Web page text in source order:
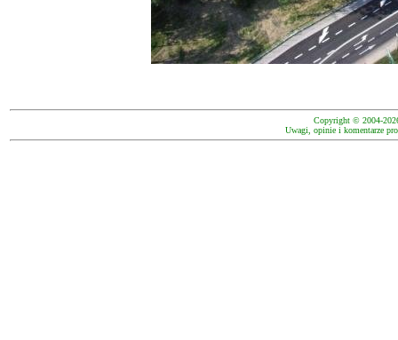
Copyright © 2004-
Uwagi, opinie i komentarze